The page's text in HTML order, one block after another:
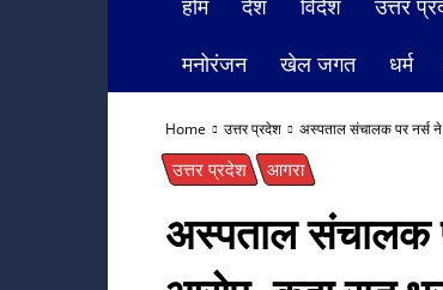
होम देश विदेश उत्तर
मनोरंजन
खेल जगत धर्म
Home उत्तर प्रदेश अस्पताल संचालक पर नर्स ने
उत्तर प्रदेश आगरा
अस्पताल संचालक